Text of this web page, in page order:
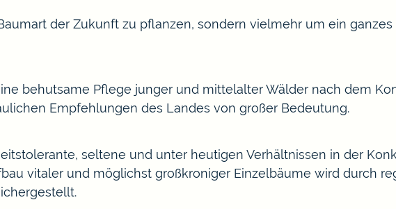
der Zukunft zu pflanzen, sondern vielmehr um ein ganzes
behutsame Pflege junger und mittelalter Wälder nach dem
Empfehlungen des Landes von großer Bedeutung.
seltene und unter heutigen Verhältnissen in der
vitaler und möglichst großkroniger Einzelbäume wird durch